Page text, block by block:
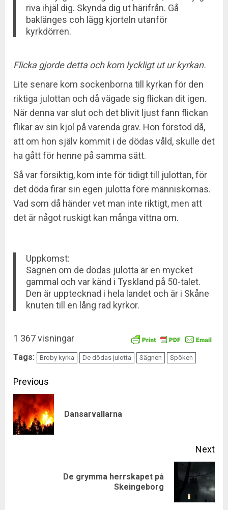
riva ihjäl dig. Skynda dig ut härifrån. Gå
baklänges coh lägg kjorteln utanför
kyrkdörren.
Flicka gjorde detta och kom lyckligt ut ur kyrkan.
Lite senare kom sockenborna till kyrkan för den
riktiga julottan och då vägade sig flickan dit igen.
När denna var slut och det blivit ljust fann flickan
flikar av sin kjol på varenda grav. Hon förstod då,
att om hon själv kommit i de dödas våld, skulle det
ha gått för henne på samma sätt.
Så var försiktig, kom inte för tidigt till julottan, för
det döda firar sin egen julotta före människornas.
Vad som då händer vet man inte riktigt, men att
det är något ruskigt kan många vittna om.
Uppkomst:
Sägnen om de dödas julotta är en mycket
gammal och var känd i Tyskland på 50-talet.
Den är upptecknad i hela landet och är i Skåne
knuten till en lång rad kyrkor.
1 367 visningar
Tags: Broby kyrka De dödas julotta Sägnen Spöken
Continue
Reading
Previous
Dansarvallarna
Next
De grymma herrskapet på
Skeingeborg